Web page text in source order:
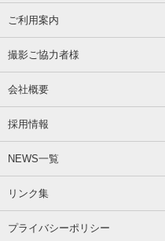
ご利用案内
撮影ご協力者様
会社概要
採用情報
NEWS一覧
リンク集
プライバシーポリシー